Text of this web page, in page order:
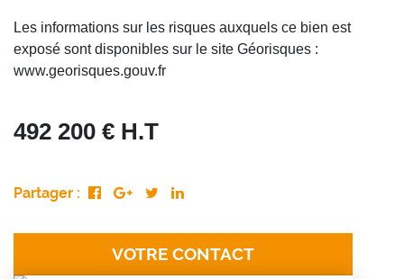
Les informations sur les risques auxquels ce bien est
exposé sont disponibles sur le site Géorisques :
www.georisques.gouv.fr
492 200 € H.T
Partager :
VOTRE CONTACT